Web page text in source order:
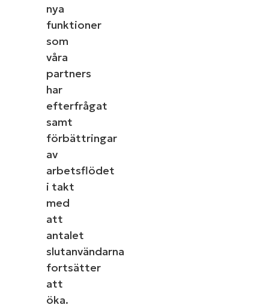
nya
funktioner
som
våra
partners
har
efterfrågat
samt
förbättringar
av
arbetsflödet
i takt
med
att
antalet
slutanvändarna
fortsätter
att
öka.